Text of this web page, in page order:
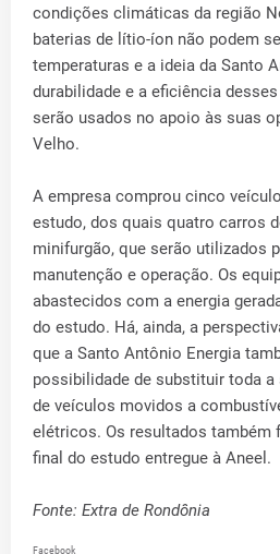
condições climáticas da região
baterias de lítio-íon não podem
temperaturas e a ideia da Santo
durabilidade e a eficiência
serão usados no apoio às suas
Velho.
A empresa comprou cinco
estudo, dos quais quatro carros
minifurgão, que serão utilizados
manutenção e operação. Os
abastecidos com a energia
do estudo. Há, ainda, a
que a Santo Antônio Energia
possibilidade de substituir toda a
de veículos movidos a
elétricos. Os resultados também
final do estudo entregue à Aneel.
Fonte: Extra de Rondônia
Facebook